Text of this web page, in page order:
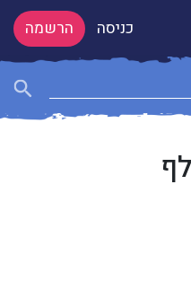
כניסה הרשמה